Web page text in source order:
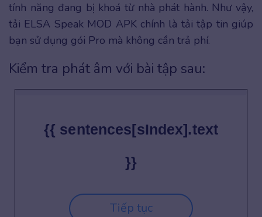
tính năng đang bị khoá từ nhà phát hành. Như vậy,
tải ELSA Speak MOD APK chính là tải tập tin giúp
bạn sử dụng gói Pro mà không cần trả phí.
Kiểm tra phát âm với bài tập sau:
{{ sentences[sIndex].text
}}
Tiếp tục